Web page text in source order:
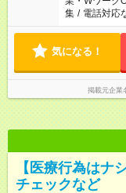
集 / 電話対応
気になる！
掲載元企業
【医療行為はナ
チェックなど